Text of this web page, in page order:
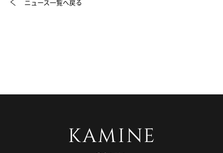
ニュース一覧へ戻る